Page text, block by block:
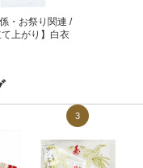
・お祭り関連 /
て上がり】白衣
3